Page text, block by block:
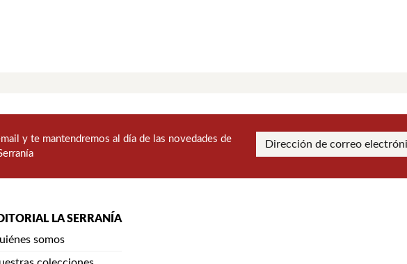
y te mantendremos al día de las novedades de
LA SERRANÍA
somos